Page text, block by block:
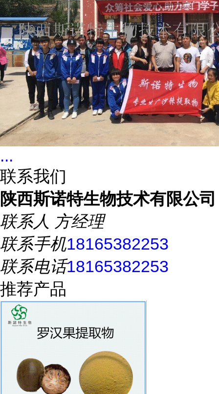
...
联系我们
陕西斯诺特生物技术有限公司
联系人 方经理
联系手机18165382253
联系电话18165382253
推荐产品